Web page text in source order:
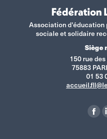
Fédération
Association d'éducation
sociale et solidaire
Siège
150 rue
75883
01 53
La